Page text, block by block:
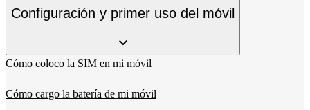
Configuración y primer uso del móvil
Cómo coloco la SIM en mi móvil
Cómo cargo la batería de mi móvil